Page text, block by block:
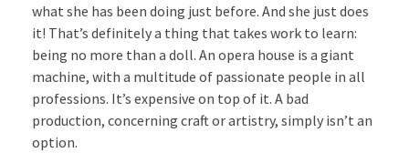
what she has been doing just before. And she just does
it! That’s definitely a thing that takes work to learn:
being no more than a doll. An opera house is a giant
machine, with a multitude of passionate people in all
professions. It’s expensive on top of it. A bad
production, concerning craft or artistry, simply isn’t an
option.